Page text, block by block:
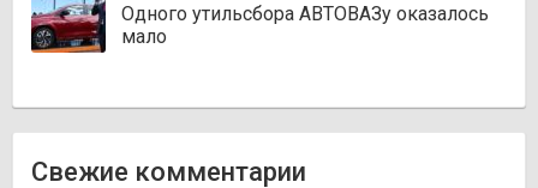
Одного утильсбора АВТОВАЗу оказалось
мало
Свежие комментарии